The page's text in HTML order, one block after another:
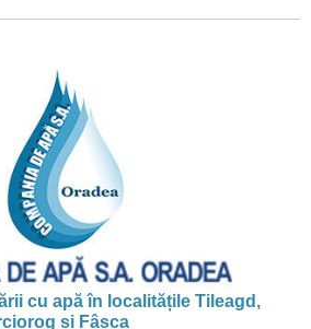
cu apă în localitățile Tileagd,
și Fâșca